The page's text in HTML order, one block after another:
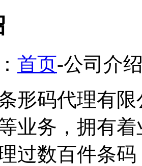
首页-公司介
形码代理有
业务，拥有
过数百件条